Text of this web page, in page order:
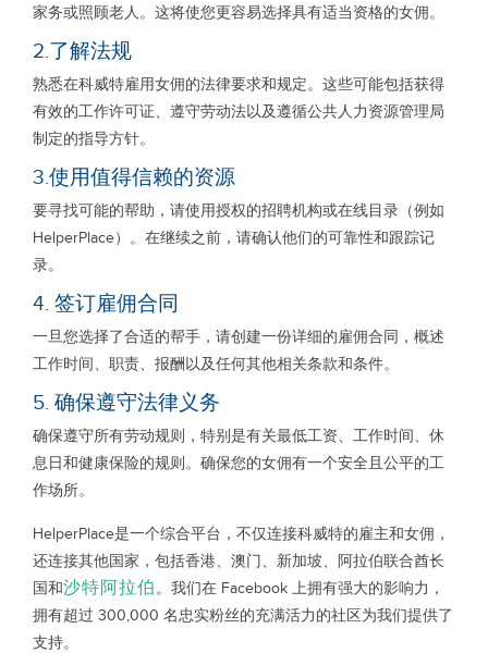
家务或照顾老人。这将使您更容易选择具有适当资格的女佣。
2.了解法规
熟悉在科威特雇用女佣的法律要求和规定。这些可能包括获得
有效的工作许可证、遵守劳动法以及遵循公共人力资源管理局
制定的指导方针。
3.使用值得信赖的资源
要寻找可能的帮助，请使用授权的招聘机构或在线目录（例如
HelperPlace）。在继续之前，请确认他们的可靠性和跟踪记
录。
4. 签订雇佣合同
一旦您选择了合适的帮手，请创建一份详细的雇佣合同，概述
工作时间、职责、报酬以及任何其他相关条款和条件。
5. 确保遵守法律义务
确保遵守所有劳动规则，特别是有关最低工资、工作时间、休
息日和健康保险的规则。确保您的女佣有一个安全且公平的工
作场所。
HelperPlace是一个综合平台，不仅连接科威特的雇主和女佣，
还连接其他国家，包括香港、澳门、新加坡、阿拉伯联合酋长
国和沙特阿拉伯。我们在 Facebook 上拥有强大的影响力，
拥有超过 300,000 名忠实粉丝的充满活力的社区为我们提供了
支持。